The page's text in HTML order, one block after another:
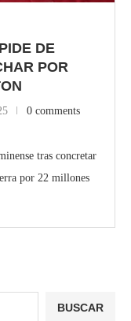
DE
POR
0 comments
tras concretar
por 22 millones
BUSCAR